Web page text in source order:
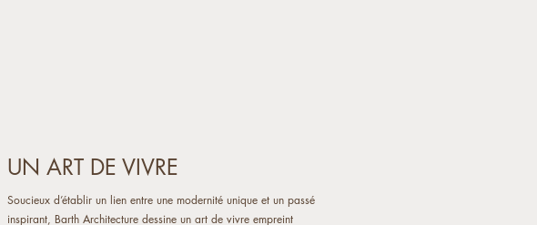
UN ART DE VIVRE
Soucieux d’établir un lien entre une modernité unique et un passé
inspirant, Barth Architecture dessine un art de vivre empreint